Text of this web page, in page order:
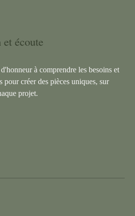
écoute
à comprendre les besoins et
pour créer des pièces uniques, sur
projet.